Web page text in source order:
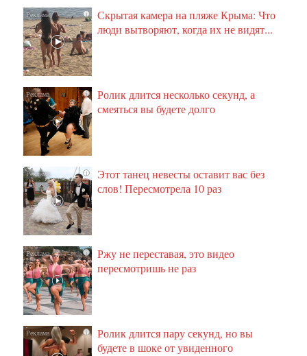
i
Скрытая камера на пляже Крыма: Что
люди вытворяют, когда их не видят...
i
Ролик длится несколько секунд, а
смеяться вы будете долго
i
Этот танец невесты оставит вас без
слов! Пересмотрела 10 раз
i
Ржу не переставая, это видео
пересмотришь не раз
i
Ролик длится пару секунд, но вы
будете в шоке от увиденного